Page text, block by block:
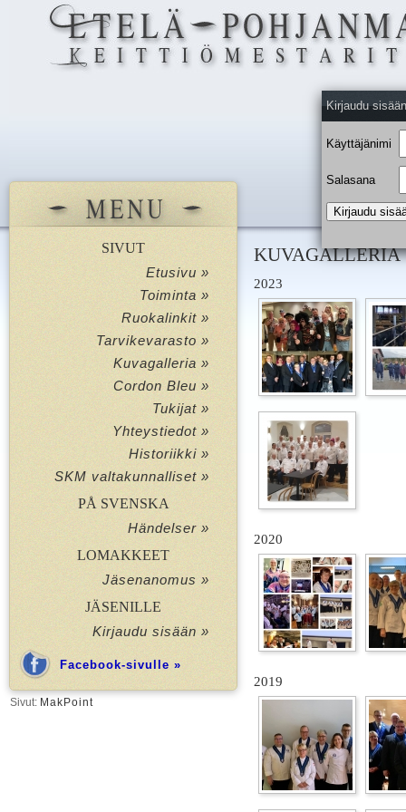
SIVUT
Etusivu »
Toiminta »
Ruokalinkit »
Tarvikevarasto »
Kuvagalleria »
Cordon Bleu »
Tukijat »
Yhteystiedot »
Historiikki »
SKM valtakunnalliset »
PÅ SVENSKA
Händelser »
LOMAKKEET
Jäsenanomus »
JÄSENILLE
Kirjaudu sisään »
Facebook-sivulle »
Sivut: MakPoint
Kirjaudu sisään
Käyttäjänimi
Salasana
KUVAGALLERIA
2023
2020
2019